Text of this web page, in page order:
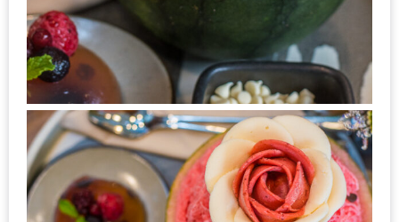
ชิ
ลล์
ไม่
เกิน
200
บาท
ชี้
เบาะแส